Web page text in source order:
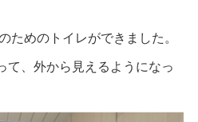
ためのトイレができました。
て、外から見えるようになっ